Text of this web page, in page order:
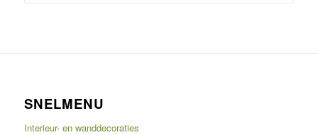
SNELMENU
Interieur- en wanddecoraties